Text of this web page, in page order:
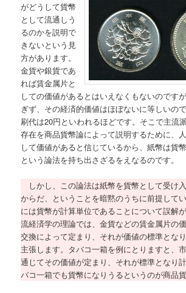
がどうして貨幣
として流通しう
るのかを説明で
きないという見
方があります。
金貨や銀貨であ
れば賃金属片と
しての価値があるとはいえなくもないのです
ぎず、その経済的価値はほぼないに等しいの
刷代は20円といわれるほどです。そこで主流
存在を商品貨幣論によって説明するために、
して価値があると信じているから、紙幣は貨
という論法を持ち出さざるをえなるのです。
しかし、この論法は紙幣を貨幣として受け
からだ、ということを暗黙のうちに前提して
には貨幣が計算単位であることについて誤解
流経済学の理論では、金貨などの賃金属片の
交換によって定まり、それが価値の標準とな
主張します。タバコ一箱を例にとりますと、
通じてその価値が定まり、それが標準となり
バコ一箱でも貨幣になりうるというのが商品貨